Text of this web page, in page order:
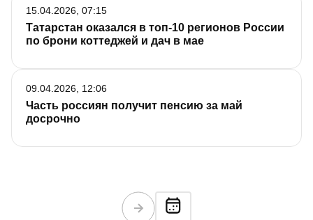
владельцев квартир, которые сдают их туристам
посуточно. «РТ» узнала, какими ценами встречает
Татарстан оказался в топ-10 регионов России
по брони коттеджей и дач в мае
15.04.2026, 07:15
Часть россиян получит пенсию за май
досрочно
09.04.2026, 12:06